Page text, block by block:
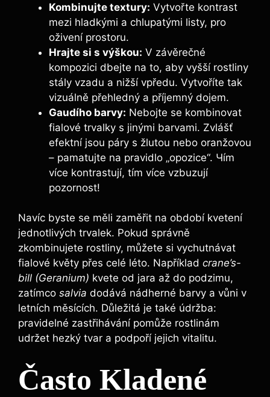
Kombinujte textury: Vytvořte kontrast
mezi hladkými a chlupatými listy, pro
oživení prostoru.
Hrajte⁢ si s výškou: V závěrečné
kompozici dbejte na to, aby vyšší‌ rostliny
stály​ vzadu a ⁣nižší vpředu. Vytvoříte tak ​
vizuálně přehledný a​ příjemný dojem.
Gaudího barvy: Nebojte se kombinovat
fialové trvalky s jinými barvami. Zvlášť
efektní jsou páry s žlutou nebo oranžovou
– pamatujte ⁤na pravidlo „opozice“. Чím
více kontrastují, tím více vzbuzují
pozornost!
Navíc byste se‌ měli zaměřit na období kvetení
jednotlivých ⁤trvalek. Pokud správně
zkombinujete rostliny,⁢ můžete si vychutnávat
fialové ⁤květy přes‌ celé léto. Například crane’s-
bill (Geranium) kvete od jara až do podzimu,
zatímco salvia dodává nádherné barvy a vůni v
letních měsících. Důležitá je také údržba:
pravidelné zastřihávání pomůže rostlinám
⁢udržet hezký tvar a podpoří jejich vitalitu.
Často Kladené⁢